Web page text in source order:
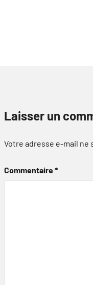
Laisser un
Votre adresse e-mail ne
Commentaire*